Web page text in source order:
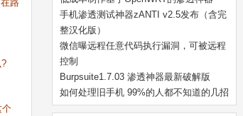
路
个
手机渗透测试神器zANTI v2.5发布（含完
整汉化版）
微信曝远程任意代码执行漏洞，可被远程
控制
Burpsuite1.7.03 渗透神器最新破解版
如何处理旧手机 99%的人都不知道的几招